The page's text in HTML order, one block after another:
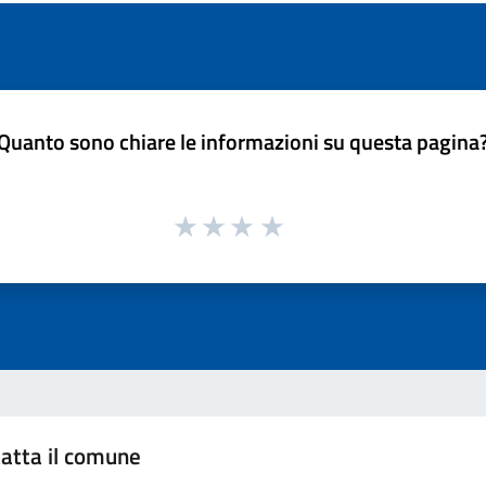
sono chiare le informazioni su questa
il comune